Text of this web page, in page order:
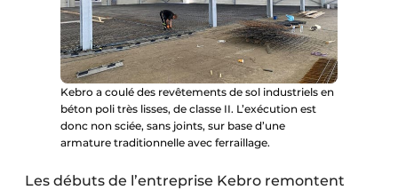
Sécurité incendie
Software
Techniques ferroviaires
Travaux ferroviaires
Kebro a coulé des revêtements de sol industriels en
béton poli très lisses, de classe II. L’exécution est
donc non sciée, sans joints, sur base d’une
armature traditionnelle avec ferraillage.
Les débuts de l’entreprise Kebro remontent